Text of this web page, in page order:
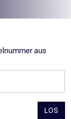
aus
LOS